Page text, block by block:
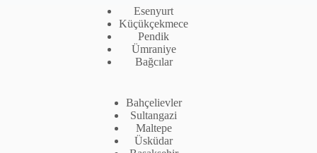
Esenyurt
Küçükçekmece
Pendik
Ümraniye
Bağcılar
Bahçelievler
Sultangazi
Maltepe
Üsküdar